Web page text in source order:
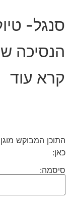
סנגל-
הנסיכה
קרא עוד
התוכן המבוקש
כאן:
סיסמה: